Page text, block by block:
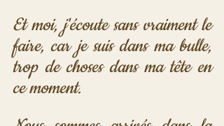
Et moi, j'écoute sans vraiment le
faire, car je suis dans ma bulle,
trop de choses dans ma tête en
ce moment.